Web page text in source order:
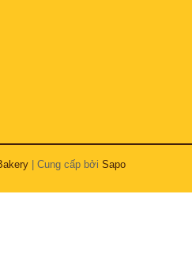
| Cung cấp bởi Sapo